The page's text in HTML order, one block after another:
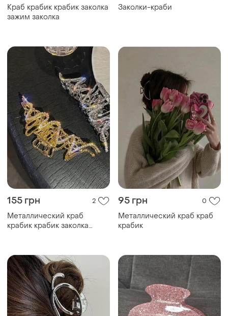
Краб крабик крабик заколка
зажим заколка
Заколки-краби
155 грн 2
Металлический краб
крабик крабик заколка
95 грн 0
Металлический краб краб
крабик